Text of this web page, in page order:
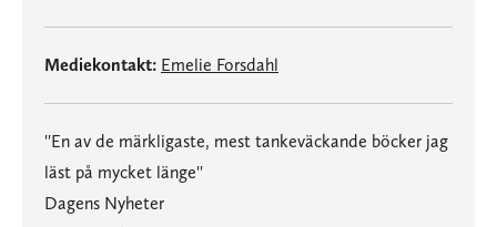
Mediekontakt: Emelie Forsdahl
''En av de märkligaste, mest tankeväckande böcker jag
läst på mycket länge''
Dagens Nyheter